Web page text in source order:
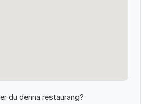
du denna restaurang?